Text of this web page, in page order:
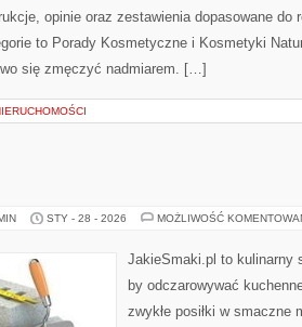
opinie oraz zestawienia dopasowane do
to Porady Kosmetyczne i Kosmetyki
się zmęczyć nadmiarem. […]
STY - 28 - 2026 MOŻLIWOŚĆ
JakieSmaki.pl to kulinarny
by odczarowywać
zwykłe posiłki w smaczne